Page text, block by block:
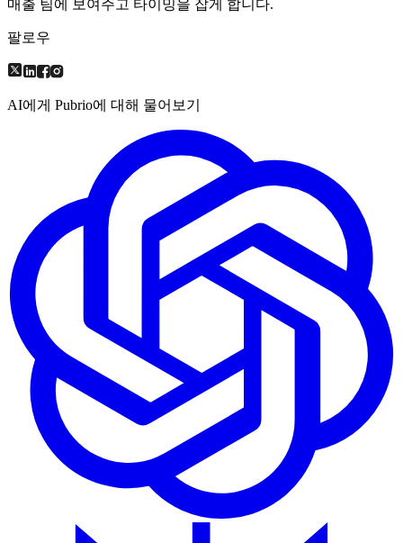
매출 팀에 보여주고 타이밍을 잡게 합니다.
팔로우
AI에게 Pubrio에 대해 물어보기